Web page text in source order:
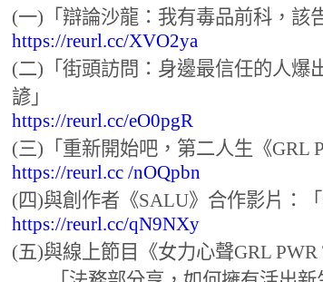
(一)「辯論沙龍：我有毒品前科，該
https://reurl.cc/XVO2ya
(二)「街頭訪問：身邊最信任的人爆
諺」
https://reurl.cc/eO0pgR
(三)「重新開始吧，第二人生《GRL
https://reurl.cc /nOQpbn
(四)與創作者《SALU》合作影片：
https://reurl.cc/qN9NXy
(五)與線上節目《女力心聲GRL PWR